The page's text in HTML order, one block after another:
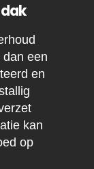
een
en
kan
op